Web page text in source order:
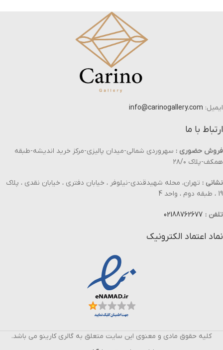
ایمیل: info@carinogallery.com
ارتباط با ما
فروش حضوری : سهروردی شمالی-میدان پالیزی-مرکز خرید اندیشه-طبقه
همکف-پلاک ۲۸/۰
نشانی : تهران، محله شهیدقندی-نیلوفر ، خیابان دفتری ، خیابان نقدی ، پلاک
19 ، طبقه دوم ، واحد 4
تلفن : 02188762677
نماد اعتماد الکترونیک
کلیه حقوق مادی و معنوی این سایت متعلق به گالری کارینو می باشد.